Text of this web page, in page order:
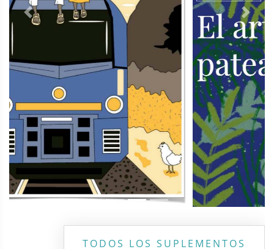
Previous Next
TODOS LOS SUPLEMENTOS